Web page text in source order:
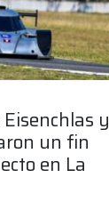
y
un fin
en La